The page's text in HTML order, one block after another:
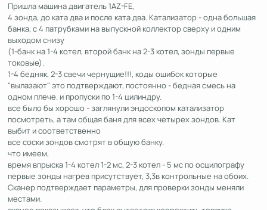
Пришла машина двигатель 1AZ-FE,
4 зонда, до ката два и после ката два. Катализатор - одна большая
банка, с 4 патрубками на выпускной коллектор сверху и одним
выходом снизу
(1-банк на 1-4 котел, второй банк на 2-3 котел, зонды первые
токовые).
1-4 бедняк, 2-3 свечи чернущие!!!, коды ошибок которые
"вылазают" это подтверждают, постоянно - бедная смесь на
одном плече. и пропуски по 1-4 цилиндру.
все было бы хорошо - заглянули эндоскопом катализатор
посмотреть, а там общая баня для всех четырех зондов. Кат
выбит и соответственно
все соски зондов смотрят в общую банку.
что имеем,
время впрыска 1-4 котел 1-2 мс, 2-3 котел - 5 мс по осцилографу
первые зонды нагрев присутствует, 3,3в контрольные на обоих.
Сканер подтверждает параметры, для проверки зонды меняли
местами.